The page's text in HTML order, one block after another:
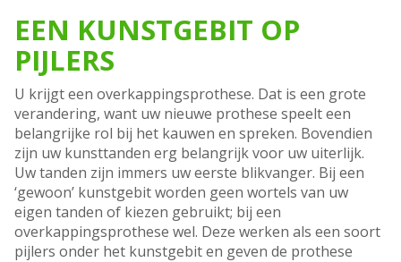
EEN KUNSTGEBIT OP
PIJLERS
U krijgt een overkappingsprothese. Dat is een grote
verandering, want uw nieuwe prothese speelt een
belangrijke rol bij het kauwen en spreken. Bovendien
zijn uw kunsttanden erg belangrijk voor uw uiterlijk.
Uw tanden zijn immers uw eerste blikvanger. Bij een
‘gewoon’ kunstgebit worden geen wortels van uw
eigen tanden of kiezen gebruikt; bij een
overkappingsprothese wel. Deze werken als een soort
pijlers onder het kunstgebit en geven de prothese